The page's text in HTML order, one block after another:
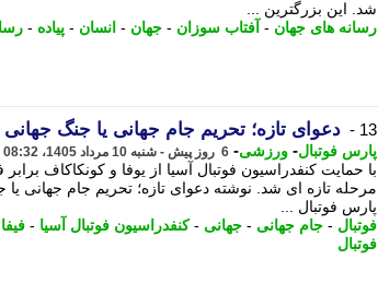
شد. این بزرگترین ...
رسانه های جهان - آفتاب سوزان - جهان - انسان - پیاده -
13 - دعوای تازه؛ تحریم جام جهانی یا جنگ جهانی
پارس فوتبال- ورزشی- 6 روز پیش - شنبه 10 مرداد 1405، 08:32
با حمایت کنفدراسیون فوتبال آسیا از یوفا و کونکاکاف
مرحله تازه ای شد. نوشته دعوای تازه؛ تحریم جام جهانی یا
پارس فوتبال ...
فوتبال - جام جهانی - جهانی -کنفدراسیون فوتبال آسیا - فیفا
فوتبال